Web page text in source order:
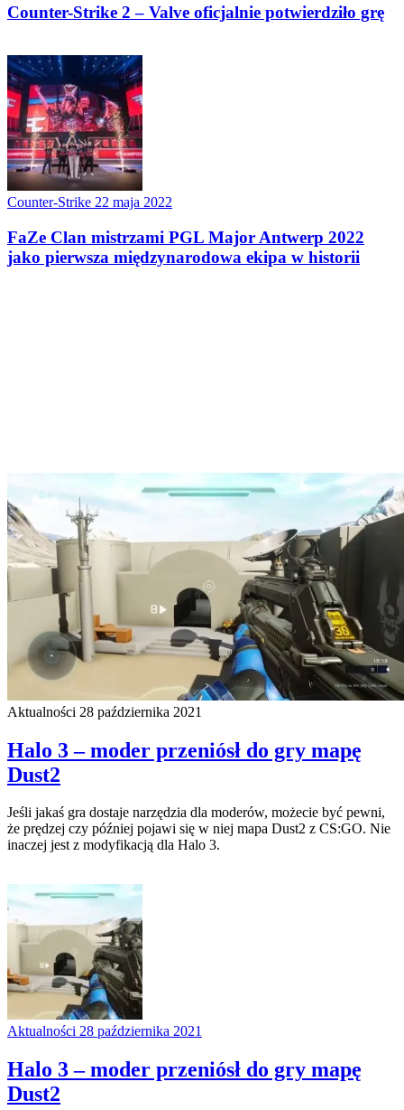
Counter-Strike 2 – Valve oficjalnie potwierdziło grę
Counter-Strike 22 maja 2022
FaZe Clan mistrzami PGL Major Antwerp 2022
jako pierwsza międzynarodowa ekipa w historii
Aktualności 28 października 2021
Halo 3 – moder przeniósł do gry mapę
Dust2
Jeśli jakaś gra dostaje narzędzia dla moderów, możecie być pewni,
że prędzej czy później pojawi się w niej mapa Dust2 z CS:GO. Nie
inaczej jest z modyfikacją dla Halo 3.
Aktualności 28 października 2021
Halo 3 – moder przeniósł do gry mapę
Dust2